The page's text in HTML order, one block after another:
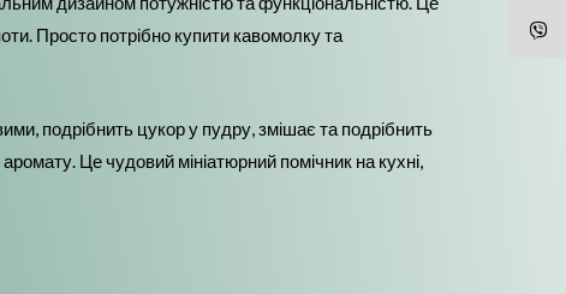
Просто потрібно купити кавомолку та
подрібнить цукор у пудру, змішає та подрібнить
Це чудовий мініатюрний помічник на кухні,